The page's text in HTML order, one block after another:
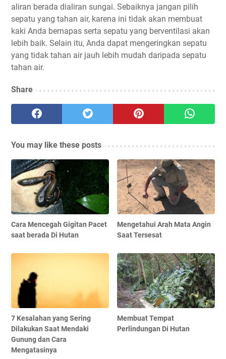
aliran berada dialiran sungai. Sebaiknya jangan pilih
sepatu yang tahan air, karena ini tidak akan membuat
kaki Anda bernapas serta sepatu yang berventilasi akan
lebih baik. Selain itu, Anda dapat mengeringkan sepatu
yang tidak tahan air jauh lebih mudah daripada sepatu
tahan air.
Share
You may like these posts
Cara Mencegah Gigitan Pacet
saat berada Di Hutan
Mengetahui Arah Mata Angin
Saat Tersesat
7 Kesalahan yang Sering
Dilakukan Saat Mendaki
Gunung dan Cara
Mengatasinya
Membuat Tempat
Perlindungan Di Hutan